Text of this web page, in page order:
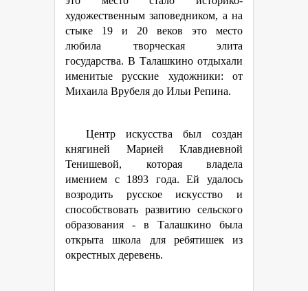
художественным заповедником, а на
стыке 19 и 20 веков это место
любила творческая элита
государства. В Талашкино отдыхали
именитые русские художники: от
Михаила Врубеля до Ильи Репина.
Центр искусства был создан
княгиней Марией Клавдиевной
Тенишевой, которая владела
имением с 1893 года. Ей удалось
возродить русское искусство и
способствовать развитию сельского
образования - в Талашкино была
открыта школа для ребятишек из
окрестных деревень.